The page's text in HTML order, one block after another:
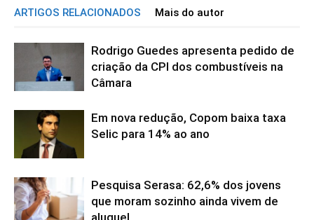
ARTIGOS RELACIONADOS Mais do autor
Rodrigo Guedes apresenta pedido de
criação da CPI dos combustíveis na
Câmara
Em nova redução, Copom baixa taxa
Selic para 14% ao ano
Pesquisa Serasa: 62,6% dos jovens
que moram sozinho ainda vivem de
aluguel